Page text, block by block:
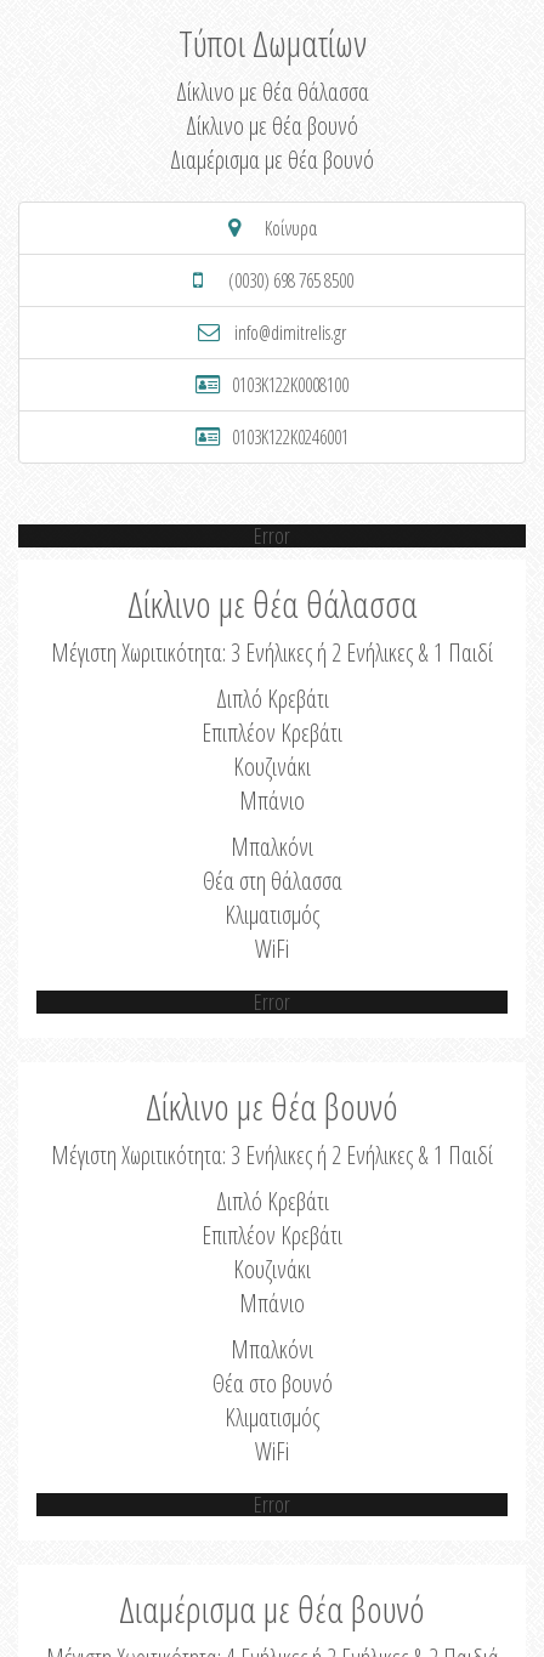
Τύποι Δωματίων
Δίκλινο με θέα θάλασσα
Δίκλινο με θέα βουνό
Διαμέρισμα με θέα βουνό
Κοίνυρα
(0030) 698 765 8500
info@dimitrelis.gr
0103K122K0008100
0103K122K0246001
Error
Δίκλινο με θέα θάλασσα
Μέγιστη Χωριτικότητα: 3 Ενήλικες ή 2 Ενήλικες & 1 Παιδί
Διπλό Κρεβάτι
Επιπλέον Κρεβάτι
Κουζινάκι
Μπάνιο
Μπαλκόνι
Θέα στη θάλασσα
Κλιματισμός
WiFi
Error
Δίκλινο με θέα βουνό
Μέγιστη Χωριτικότητα: 3 Ενήλικες ή 2 Ενήλικες & 1 Παιδί
Διπλό Κρεβάτι
Επιπλέον Κρεβάτι
Κουζινάκι
Μπάνιο
Μπαλκόνι
Θέα στο βουνό
Κλιματισμός
WiFi
Error
Διαμέρισμα με θέα βουνό